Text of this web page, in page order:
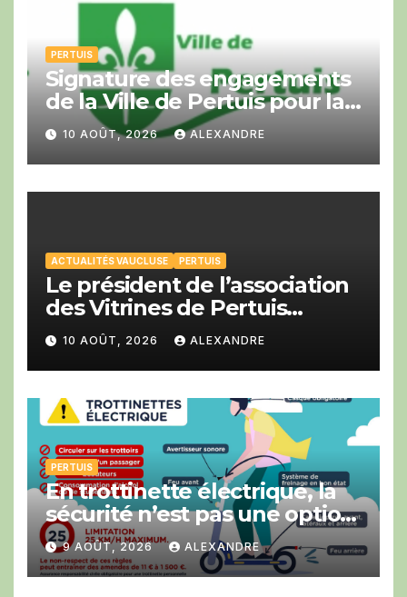
PERTUIS
Signature des engagements
de la Ville de Pertuis pour la
Cop Bike Ride
10 AOÛT, 2026 ALEXANDRE
ACTUALITÉS VAUCLUSE PERTUIS
Le président de l’association
des Vitrines de Pertuis
Franck Girard a été élu à la
CCI du Vaucluse.
10 AOÛT, 2026 ALEXANDRE
PERTUIS
En trottinette électrique, la
sécurité n’est pas une option
!
9 AOÛT, 2026 ALEXANDRE